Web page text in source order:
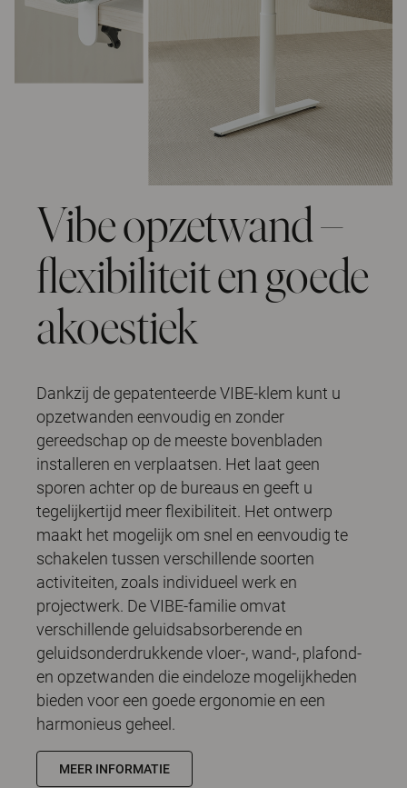
Vibe opzetwand –
flexibiliteit en goede
akoestiek
Dankzij de gepatenteerde VIBE-klem kunt u
opzetwanden eenvoudig en zonder
gereedschap op de meeste bovenbladen
installeren en verplaatsen. Het laat geen
sporen achter op de bureaus en geeft u
tegelijkertijd meer flexibiliteit. Het ontwerp
maakt het mogelijk om snel en eenvoudig te
schakelen tussen verschillende soorten
activiteiten, zoals individueel werk en
projectwerk. De VIBE-familie omvat
verschillende geluidsabsorberende en
geluidsonderdrukkende vloer-, wand-, plafond-
en opzetwanden die eindeloze mogelijkheden
bieden voor een goede ergonomie en een
harmonieus geheel.
MEER INFORMATIE